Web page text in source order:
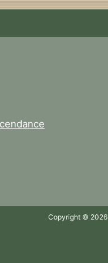
Copyright © 2026